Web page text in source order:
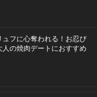
ュフに心奪われる！お忍び
の焼肉デートにおすすめ